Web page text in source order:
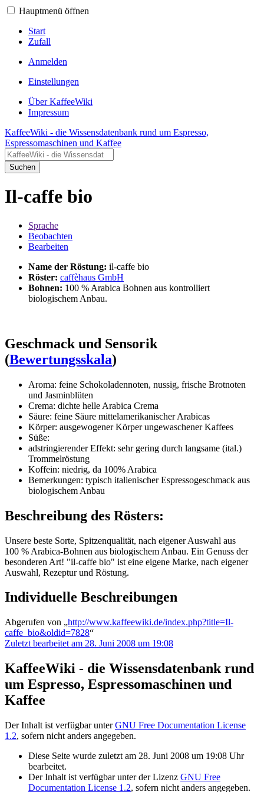
Hauptmenü öffnen
Start
Zufall
Anmelden
Einstellungen
Über KaffeeWiki
Impressum
KaffeeWiki - die Wissensdatenbank rund um Espresso,
Espressomaschinen und Kaffee
Suchen
Il-caffe bio
Sprache
Beobachten
Bearbeiten
Name der Röstung: il-caffe bio
Röster: caffèhaus GmbH
Bohnen: 100 % Arabica Bohnen aus kontrolliert
biologischem Anbau.
Geschmack und Sensorik
(Bewertungsskala)
Aroma: feine Schokoladennoten, nussig, frische Brotnoten
und Jasminblüten
Crema: dichte helle Arabica Crema
Säure: feine Säure mittelamerikanischer Arabicas
Körper: ausgewogener Körper ungewaschener Kaffees
Süße:
adstringierender Effekt: sehr gering durch langsame (ital.)
Trommelröstung
Koffein: niedrig, da 100% Arabica
Bemerkungen: typisch italienischer Espressogeschmack aus
biologischem Anbau
Beschreibung des Rösters:
Unsere beste Sorte, Spitzenqualität, nach eigener Auswahl aus
100 % Arabica-Bohnen aus biologischem Anbau. Ein Genuss der
besonderen Art! "il-caffe bio" ist eine eigene Marke, nach eigener
Auswahl, Rezeptur und Röstung.
Individuelle Beschreibungen
Abgerufen von „http://www.kaffeewiki.de/index.php?title=Il-
caffe_bio&oldid=7828“
Zuletzt bearbeitet am 28. Juni 2008 um 19:08
KaffeeWiki - die Wissensdatenbank rund
um Espresso, Espressomaschinen und
Kaffee
Der Inhalt ist verfügbar unterGNU Free Documentation License
1.2, sofern nicht anders angegeben.
Diese Seite wurde zuletzt am 28. Juni 2008 um 19:08 Uhr
bearbeitet.
Der Inhalt ist verfügbar unter der Lizenz GNU Free
Documentation License 1.2, sofern nicht anders angegeben.